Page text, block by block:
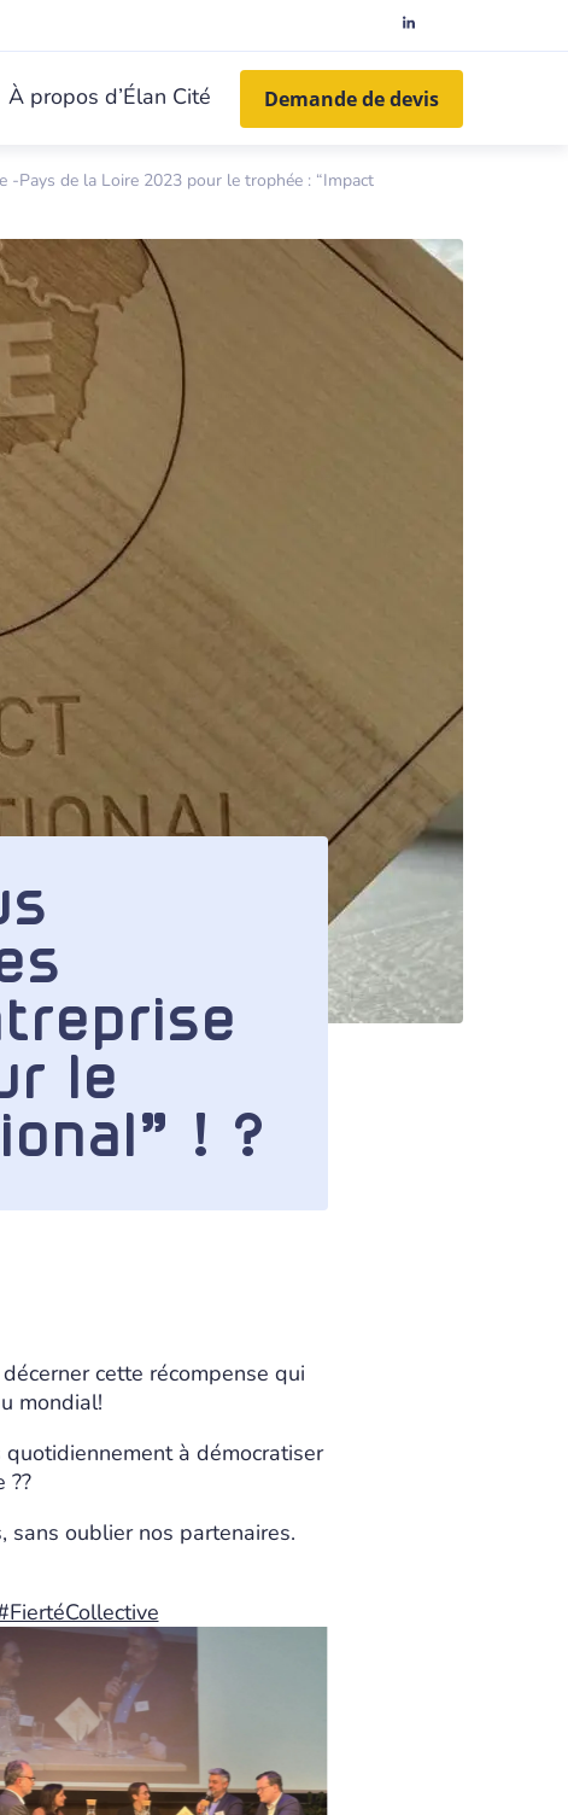
À propos d’Élan Cité Demande de devis
Pays de la Loire 2023 pour le trophée : “Impact
le
! ?
cette récompense qui
mondial!
à démocratiser
??
sans oublier nos partenaires.